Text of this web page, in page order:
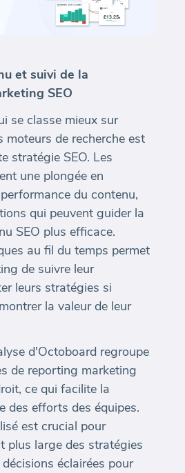
et suivi de la
SEO
se classe mieux sur
moteurs de recherche est
stratégie SEO. Les
une plongée en
du contenu,
qui peuvent guider la
SEO plus efficace.
au fil du temps permet
de suivre leur
leurs stratégies si
la valeur de leur
d'Octoboard regroupe
de reporting marketing
ce qui facilite la
des efforts des équipes.
est crucial pour
plus large des stratégies
éclairées pour